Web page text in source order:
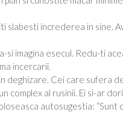
slabesti increderea in sine.
imagina esecul. Redu-ti
incercarii.
Cei care sufera
complex al rusinii. Ei si-ar
autosugestia: “Sunt